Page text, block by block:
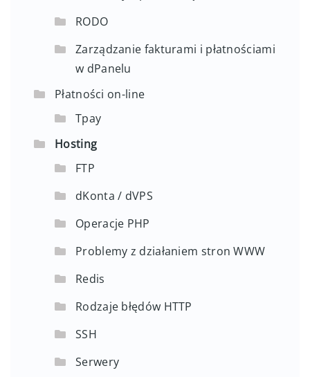
RODO
Zarządzanie fakturami i płatnościami
w dPanelu
Płatności on-line
Tpay
Hosting
FTP
dKonta / dVPS
Operacje PHP
Problemy z działaniem stron WWW
Redis
Rodzaje błędów HTTP
SSH
Serwery